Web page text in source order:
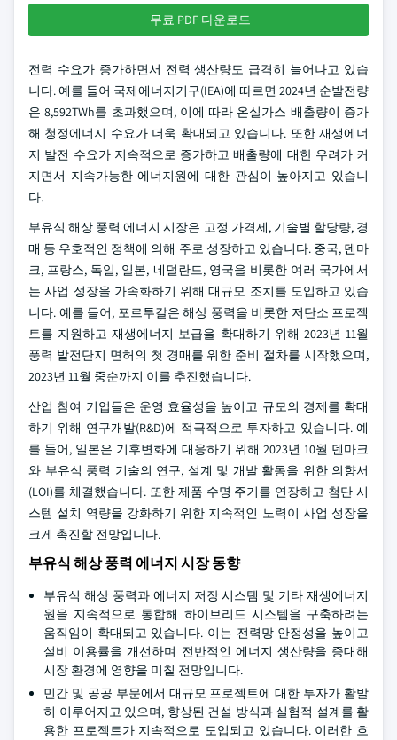
무료 PDF 다운로드
전력 수요가 증가하면서 전력 생산량도 급격히 늘어나고 있습
니다. 예를 들어 국제에너지기구(IEA)에 따르면 2024년 순발전량
은 8,592TWh를 초과했으며, 이에 따라 온실가스 배출량이 증가
해 청정에너지 수요가 더욱 확대되고 있습니다. 또한 재생에너
지 발전 수요가 지속적으로 증가하고 배출량에 대한 우려가 커
지면서 지속가능한 에너지원에 대한 관심이 높아지고 있습니
다.
부유식 해상 풍력 에너지 시장은 고정 가격제, 기술별 할당량, 경
매 등 우호적인 정책에 의해 주로 성장하고 있습니다. 중국, 덴마
크, 프랑스, 독일, 일본, 네덜란드, 영국을 비롯한 여러 국가에서
는 사업 성장을 가속화하기 위해 대규모 조치를 도입하고 있습
니다. 예를 들어, 포르투갈은 해상 풍력을 비롯한 저탄소 프로젝
트를 지원하고 재생에너지 보급을 확대하기 위해 2023년 11월
풍력 발전단지 면허의 첫 경매를 위한 준비 절차를 시작했으며,
2023년 11월 중순까지 이를 추진했습니다.
산업 참여 기업들은 운영 효율성을 높이고 규모의 경제를 확대
하기 위해 연구개발(R&D)에 적극적으로 투자하고 있습니다. 예
를 들어, 일본은 기후변화에 대응하기 위해 2023년 10월 덴마크
와 부유식 풍력 기술의 연구, 설계 및 개발 활동을 위한 의향서
(LOI)를 체결했습니다. 또한 제품 수명 주기를 연장하고 첨단 시
스템 설치 역량을 강화하기 위한 지속적인 노력이 사업 성장을
크게 촉진할 전망입니다.
부유식 해상 풍력 에너지 시장 동향
부유식 해상 풍력과 에너지 저장 시스템 및 기타 재생에너지
원을 지속적으로 통합해 하이브리드 시스템을 구축하려는
움직임이 확대되고 있습니다. 이는 전력망 안정성을 높이고
설비 이용률을 개선하며 전반적인 에너지 생산량을 증대해
시장 환경에 영향을 미칠 전망입니다.
민간 및 공공 부문에서 대규모 프로젝트에 대한 투자가 활발
히 이루어지고 있으며, 향상된 건설 방식과 실험적 설계를 활
용한 프로젝트가 지속적으로 도입되고 있습니다. 이러한 흐